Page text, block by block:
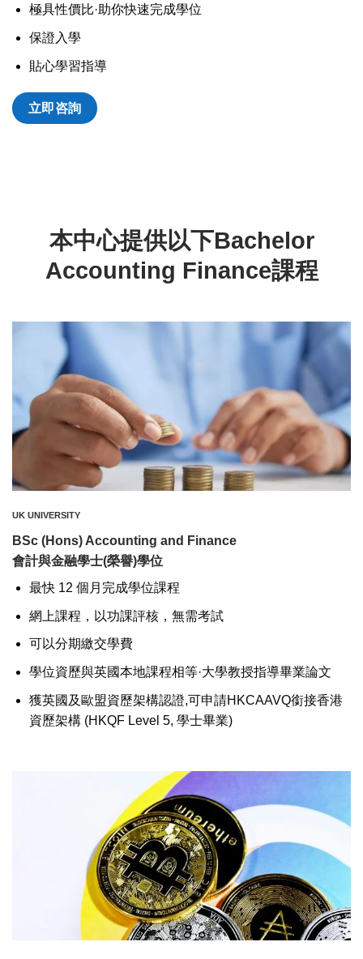
極具性價比·助你快速完成學位
保證入學
貼心學習指導
立即咨詢
本中心提供以下Bachelor
Accounting Finance課程
UK UNIVERSITY
BSc (Hons) Accounting and Finance
會計與金融學士(榮譽)學位
最快 12 個月完成學位課程
網上課程，以功課評核，無需考試
可以分期繳交學費
學位資歷與英國本地課程相等·大學教授指導畢業論文
獲英國及歐盟資歷架構認證,可申請HKCAAVQ銜接香港
資歷架構 (HKQF Level 5, 學士畢業)